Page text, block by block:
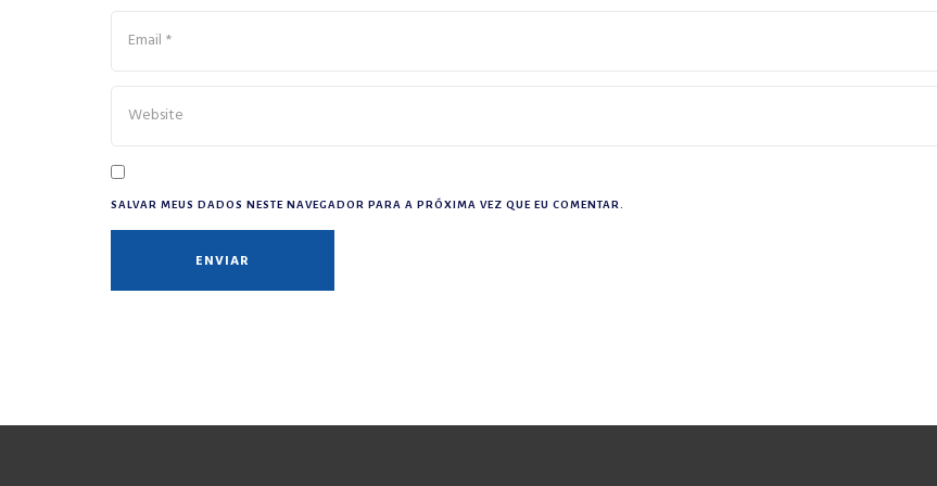
SALVAR MEUS DADOS NESTE NAVEGADOR PARA A PRÓXIMA VEZ QUE EU COMENTAR.